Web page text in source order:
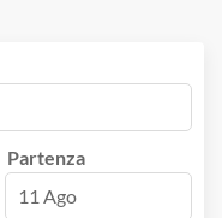
Partenza
11 Ago